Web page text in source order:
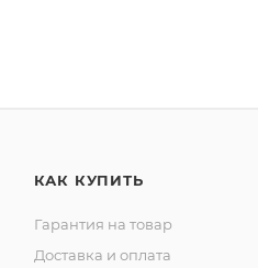
КАК КУПИТЬ
Гарантия на товар
Доставка и оплата